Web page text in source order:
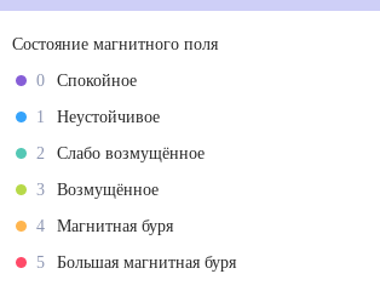
Состояние магнитного поля
0
Спокойное
1
Неустойчивое
2
Слабо возмущённое
3
Возмущённое
4
Магнитная буря
5
Большая магнитная буря